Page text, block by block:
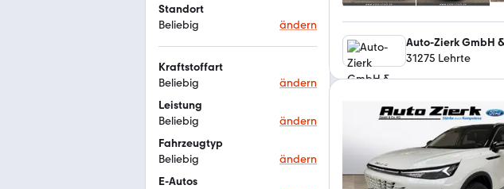
Standort
Beliebig
ändern
Kraftstoffart
Beliebig
ändern
Leistung
Beliebig
ändern
Fahrzeugtyp
Beliebig
ändern
E-Autos
Auto-Zierk GmbH
31275 Lehrte